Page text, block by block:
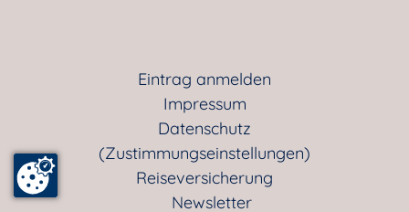
Eintrag anmelden
Impressum
Datenschutz
(Zustimmungseinstellungen)
Reiseversicherung
Newsletter